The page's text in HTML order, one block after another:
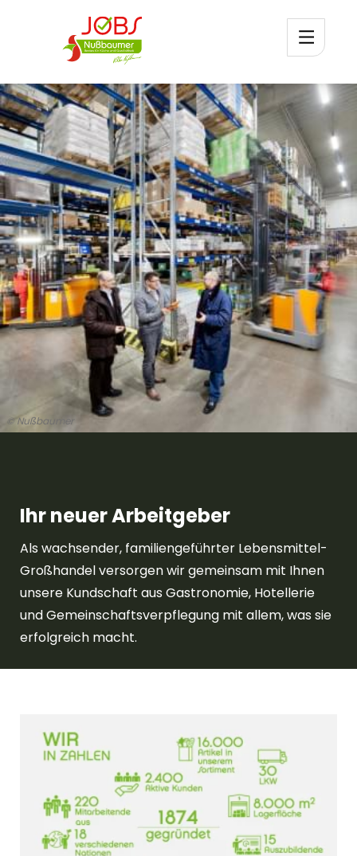
© Nußbaumer
Ihr neuer Arbeitgeber
Als wachsender, familiengeführter Lebensmittel-
Großhandel versorgen wir gemeinsam mit Ihnen
unsere Kundschaft aus Gastronomie, Hotellerie
und Gemeinschaftsverpflegung mit allem, was sie
erfolgreich macht.